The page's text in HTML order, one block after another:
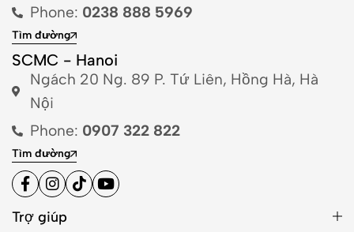
Phone: 0238 888 5969
Tìm đường
SCMC - Hanoi
Ngách 20 Ng. 89 P. Tứ Liên, Hồng Hà, Hà
Nội
Phone: 0907 322 822
Tìm đường
Trợ giúp